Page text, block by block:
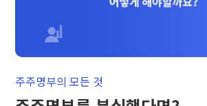
주주명부의 모든 것